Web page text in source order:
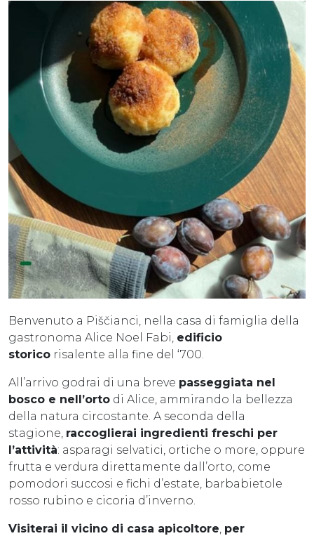
Benvenuto a Piščianci, nella casa di famiglia della
gastronoma Alice Noel Fabi, edificio
storico risalente alla fine del ‘700.
All’arrivo godrai di una breve passeggiata nel
bosco e nell’orto di Alice, ammirando la bellezza
della natura circostante. A seconda della
stagione, raccoglierai ingredienti freschi per
l’attività: asparagi selvatici, ortiche o more, oppure
frutta e verdura direttamente dall’orto, come
pomodori succosi e fichi d’estate, barbabietole
rosso rubino e cicoria d’inverno.
Visiterai il vicino di casa apicoltore per